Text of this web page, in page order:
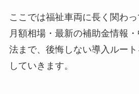
ここでは福祉車両に長く関わっ
月額相場・最新の補助金情報
法まで、後悔しない導入ルー
していきます。